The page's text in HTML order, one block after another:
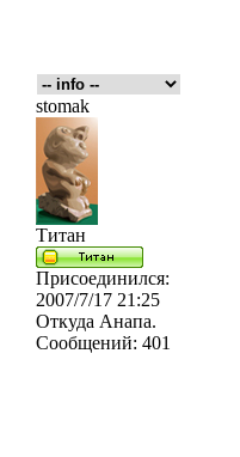
stomak
Титан
Присоединился:
2007/7/17 21:25
Откуда Анапа.
Сообщений: 401